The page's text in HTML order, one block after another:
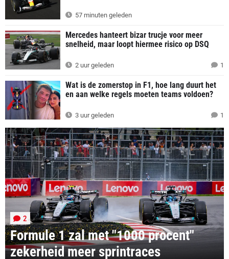
57 minuten geleden
Mercedes hanteert bizar trucje voor meer
snelheid, maar loopt hiermee risico op DSQ
2 uur geleden 1
Wat is de zomerstop in F1, hoe lang duurt het
en aan welke regels moeten teams voldoen?
3 uur geleden 1
Formule 1 zal met "1000 procent"
zekerheid meer sprintraces
2